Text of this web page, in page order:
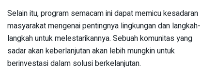
Selain itu, program semacam ini dapat memicu kesadaran
masyarakat mengenai pentingnya lingkungan dan langkah-
langkah untuk melestarikannya. Sebuah komunitas yang
sadar akan keberlanjutan akan lebih mungkin untuk
berinvestasi dalam solusi berkelanjutan.